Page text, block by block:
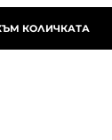
КОЛИЧКАТА